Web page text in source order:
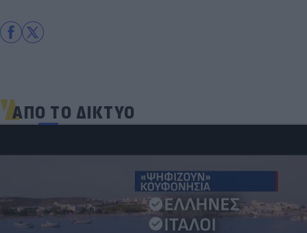
ΑΠΟ ΤΟ ΔΙΚΤΥΟ